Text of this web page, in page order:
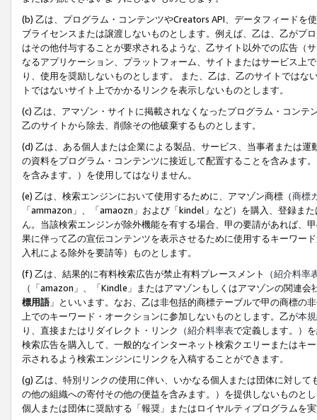
(b) 乙は、プログラム・コンテンツやCreators API、データフィード
ブライセンスまたは譲渡しないものとします。例えば、乙は、乙がプ
はその他付与することが要求されるような、乙サイト以外での広告（
なるアプリケーション、プラットフォーム、サイトまたはサービス上
り、使用を奨励しないものとします。 また、乙は、乙のサイトでは
トではないサイト上でかかるリンクを表示しないものとします。
(c) 乙は、アマゾン・サイトに掲載されなくなったプログラム・コン
乙のサイトから除去、削除その他破棄するものとします。
(d) 乙は、ある個人または企業による製品、サービス、当事者または
の資料をプログラム・コンテンツに接近して配置することを含みます
を含みます。）を使用してはなりません。
(e) 乙は、検索エンジンにおいて使用するために、アマゾン商標（商標
「ammazon」、「amaozn」および「kindel」など）を購入、登録ま
ん。当該検索エンジンが除外機能を有する場合、甲の要請があれば、
果に伴って乙の宣伝コンテンツを表示させるために使用するキーワー
入札による除外を要請等）ものとします。
(f) 乙は、結果的に有料検索広告が禁止有料プレースメント（紹介料率
（「amazon」、「Kindle」またはアマゾンもしくはアマゾンの関連
標用語」といいます。なお、乙は非包括的商標テーブルで甲の商標の
上でのキーワード・オークションに参加しないものとします。乙が本
り、直接またはリダイレクト・リンク（紹介料率表で定義します。）
検索広告を購入して、一般的なインターネット検索クエリーまたはキ
示されるよう検索エンジンにリンクを入稿することができます。
(g) 乙は、特別リンクの使用に伴い、いかなる個人または団体に対し
の他の組織への寄付その他の便益を含みます。）を提供しないものと
個人または団体に奨励する「報奨」またはロイヤルティプログラムを